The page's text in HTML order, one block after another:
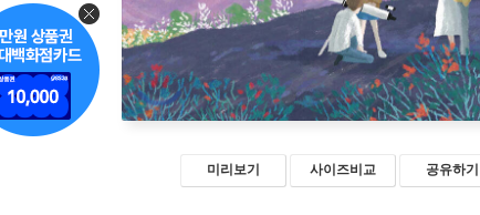
미리보기 사이즈비교 공유하기